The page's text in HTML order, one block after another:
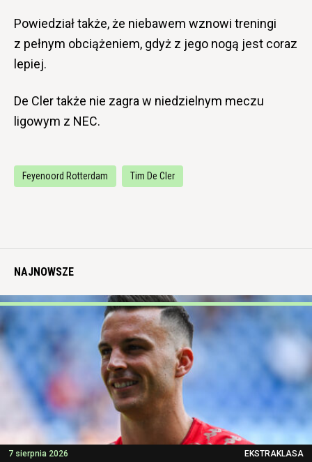
Powiedział także, że niebawem wznowi treningi
z pełnym obciążeniem, gdyż z jego nogą jest coraz
lepiej.
De Cler także nie zagra w niedzielnym meczu
ligowym z NEC.
Feyenoord Rotterdam Tim De Cler
NAJNOWSZE
7 sierpnia 2026 EKSTRAKLASA